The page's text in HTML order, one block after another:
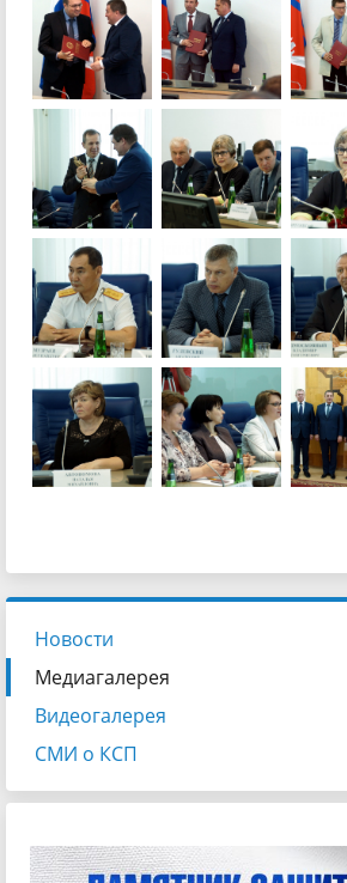
Новости
Медиагалерея
Видеогалерея
СМИ о КСП